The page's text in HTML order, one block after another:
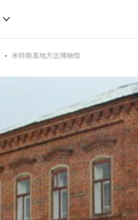
米特斯基地方志博物馆